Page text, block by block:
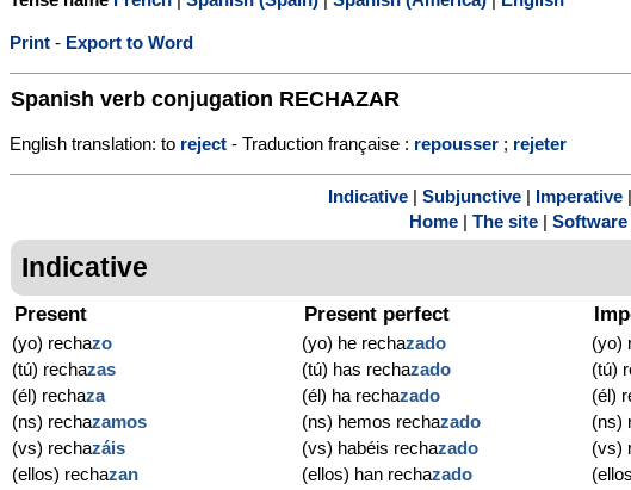
Print - Export to Word
Spanish verb conjugation RECHAZAR
English translation: to reject - Traduction française : repousser ; rejeter
Indicative Subjunctive Imperative
Home
The site Software
Indicative
Present
(yo) rechazo
(tú) rechazas
(él) rechaza
(ns) rechazamos
(vs) rechazáis
(ellos) rechazan
Present perfect
(yo) he rechazado
(tú) has rechazado
(él) ha rechazado
(ns) hemos rechazado
(vs) habéis rechazado
(ellos) han rechazado
(yo)
(tú)
(él)
(ns)
(vs)